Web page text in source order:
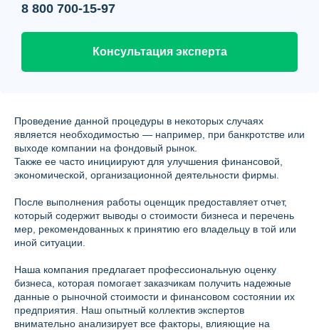
8 800 700-15-97
Консультация эксперта
Проведение данной процедуры в некоторых случаях
является необходимостью — например, при банкротстве или
выходе компании на фондовый рынок.
Также ее часто инициируют для улучшения финансовой,
экономической, организационной деятельности фирмы.
После выполнения работы оценщик предоставляет отчет,
который содержит выводы о стоимости бизнеса и перечень
мер, рекомендованных к принятию его владельцу в той или
иной ситуации.
Наша компания предлагает профессиональную оценку
бизнеса, которая помогает заказчикам получить надежные
данные о рыночной стоимости и финансовом состоянии их
предприятия. Наш опытный коллектив экспертов
внимательно анализирует все факторы, влияющие на